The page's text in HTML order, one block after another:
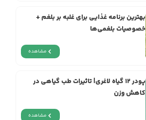
بهترین برنامه غذایی برای غلبه بر بلغم +
خصوصیات بلغمی‌ها
مشاهده
پودر ۱۲ گیاه لاغری| تاثیرات طب گیاهی در
کاهش وزن
مشاهده